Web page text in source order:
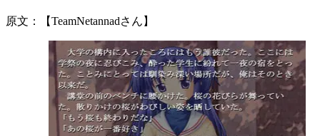
原文：【TeamNetannadさん】